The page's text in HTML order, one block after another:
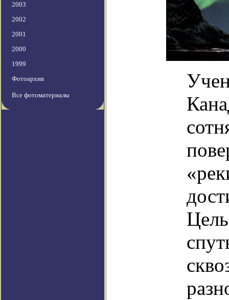
2003
2002
2001
2000
1999
Фотоархив
Все фотоматериалы